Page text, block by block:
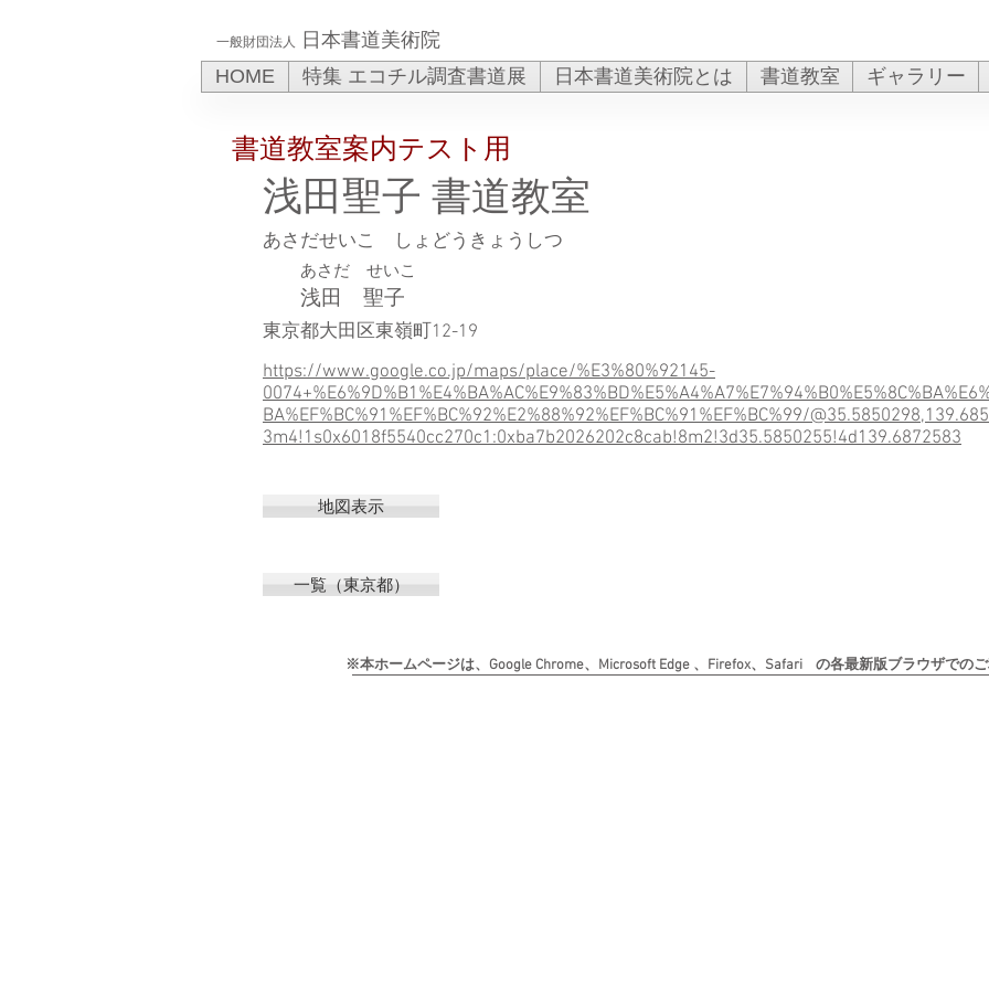
一般財団法人
日本書道美術院
HOME
特集 エコチル調査書道展 日本書道美術院とは 書道教室 ギャラリー
浅田聖子 書道教室
あさだせいこ しょどうきょうしつ
書道教室案内テスト用
あさだ せいこ
浅田 聖子
東京都大田区東嶺町12-19
https://www.google.co.jp/maps/place/%E3%80%92145-
BA%EF%BC%91%EF%BC%92%E2%88%92%EF%BC%91%EF%BC%99/
3m4!1s0x6018f5540cc270c1:0xba7b2026202c8cab!8m2!3d35.5850255!4d139.6872583
地図表示
一覧（東京都）
※本ホームページは、Google Chrome、Microsoft Edge 、Firefox、Safari の各最新版ブラウザでのご